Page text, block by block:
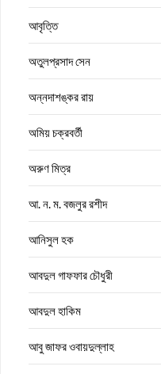
আবৃত্তি
অতুলপ্রসাদ সেন
অন্নদাশঙ্কর রায়
অমিয় চক্রবর্তী
অরুণ মিত্র
আ. ন. ম. বজলুর রশীদ
আনিসুল হক
আবদুল গাফফার চৌধুরী
আবদুল হাকিম
আবু জাফর ওবায়দুল্লাহ